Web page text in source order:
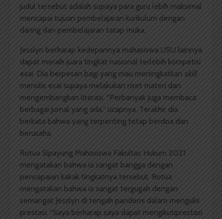
judul tersebut adalah supaya para guru lebih maksimal
mencapai tujuan pembelajaran kurikulum dengan
daring dan pembelajaran tatap muka.
Jesslyn berharap kedepannya mahasiswa USU lainnya
dapat meraih juara tingkat nasional terlebih kompetisi
esai. Dia berpesan bagi yang mau meningkatkan skill
menulis esai supaya melakukan riset materi dan
mengembangkan literasi. “Perbanyak juga membaca
berbagai jurnal yang ada,” ucapnya. Terakhir dia
berkata bahwa yang terpenting tetap berdoa dan
berusaha.
Rotua Sipayung Mahasiswa Fakultas Hukum 2021
mengatakan bahwa ia sangat bangga dengan
pencapaian kakak tingkatnya tersebut. Rotua
mengatakan bahwa ia sangat tergugah dengan
semangat Jesslyn di tengah pandemi dalam mengukir
prestasi. “Saya berharap saya dapat mengikutiprestasi